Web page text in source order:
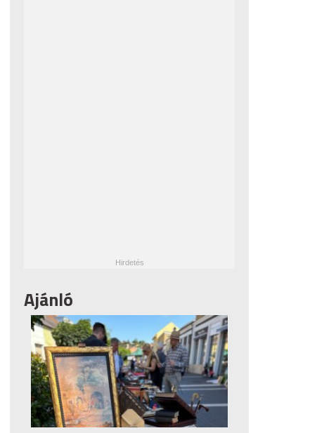
Ajánló